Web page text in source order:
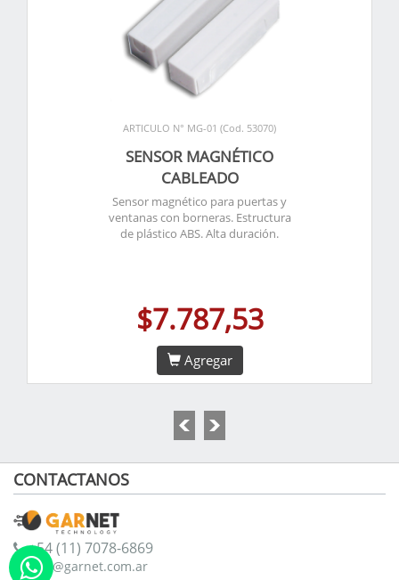
ARTICULO N° MG-01 (Cod. 53070)
SENSOR MAGNÉTICO
CABLEADO
Sensor magnético para puertas y
ventanas con borneras. Estructura
de plástico ABS. Alta duración.
$7.787,53
Agregar
CONTACTANOS
+54 (11) 7078-6869
info@garnet.com.ar